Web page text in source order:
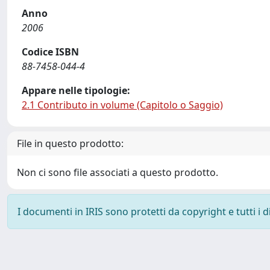
Anno
2006
Codice ISBN
88-7458-044-4
Appare nelle tipologie:
2.1 Contributo in volume (Capitolo o Saggio)
File in questo prodotto:
Non ci sono file associati a questo prodotto.
I documenti in IRIS sono protetti da copyright e tutti i